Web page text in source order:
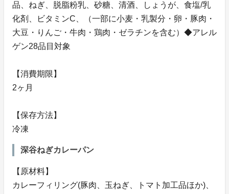
品、ねぎ、脱脂粉乳、砂糖、清酒、しょうが、食塩/乳
化剤、ビタミンC、（一部に小麦・乳製分・卵・豚肉・
大豆・りんご・牛肉・鶏肉・ゼラチンを含む）◆アレル
ゲン28品目対象
【消費期限】
2ヶ月
【保存方法】
冷凍
深谷ねぎカレーパン
【原材料】
カレーフィリング(豚肉、玉ねぎ、トマト加工品ほか)、